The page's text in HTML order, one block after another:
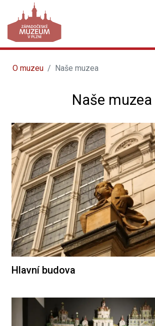
O muzeu Naše muzea
Naše muzea
Hlavní budova